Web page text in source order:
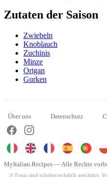
Zutaten der Saison
Zwiebeln
Knoblauch
Zuchinis
Minze
Origan
Gurken
Über uns Datenschutz
MyItalian.Recipes — Alle Rechte
© Fotos sind urheberrechtlich geschützt.